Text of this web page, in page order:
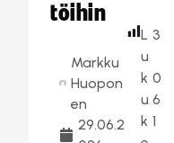
töihin
Markku
Huopon
en
29.06.2
L
u
k
u
k
3
0
6
1